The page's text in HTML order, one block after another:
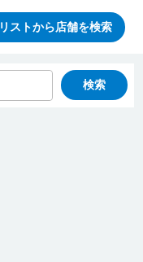
リストから店舗を検索
検索